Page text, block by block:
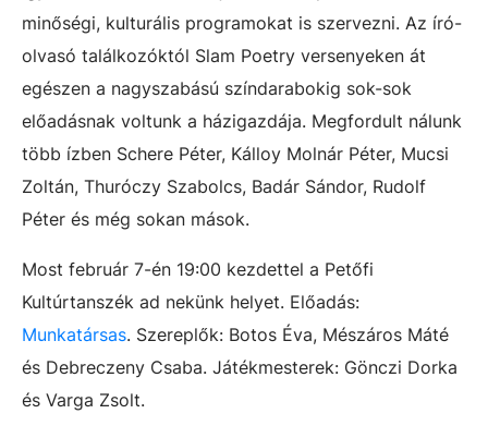
minőségi, kulturális programokat is szervezni. Az író-
olvasó találkozóktól Slam Poetry versenyeken át
egészen a nagyszabású színdarabokig sok-sok
előadásnak voltunk a házigazdája. Megfordult nálunk
több ízben Schere Péter, Kálloy Molnár Péter, Mucsi
Zoltán, Thuróczy Szabolcs, Badár Sándor, Rudolf
Péter és még sokan mások.
Most február 7-én 19:00 kezdettel a Petőfi
Kultúrtanszék ad nekünk helyet. Előadás:
Munkatársas. Szereplők: Botos Éva, Mészáros Máté
és Debreczeny Csaba. Játékmesterek: Gönczi Dorka
és Varga Zsolt.